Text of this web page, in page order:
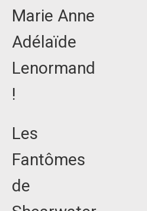
Marie Anne
Adélaïde
Lenormand
!
Les
Fantômes
de